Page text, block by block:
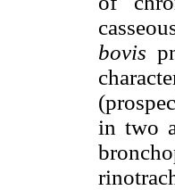
bovis
in two